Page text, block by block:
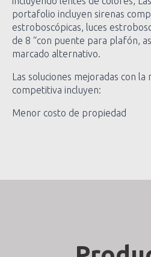
portafolio incluyen sirenas
estroboscópicas, luces
de 8 “con puente para plafón,
marcado alternativo.
Las soluciones mejoradas con
competitiva incluyen:
Menor costo de propiedad